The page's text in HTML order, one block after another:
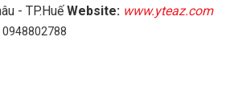
- TP.HuếWebsite: www.yteaz.com
0948802788